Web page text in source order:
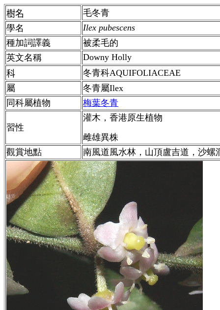
樹名
毛冬青
學名
Ilex pubescens
種加詞譯義
被柔毛的
英文名稱
Downy Holly
科
冬青科AQUIFOLIACEAE
屬
冬青屬Ilex
同科屬植物
梅葉冬青
習性
灌木，香港原生植物
雌雄異株
觀賞地點
南風道風水林，山頂盧吉道，沙螺